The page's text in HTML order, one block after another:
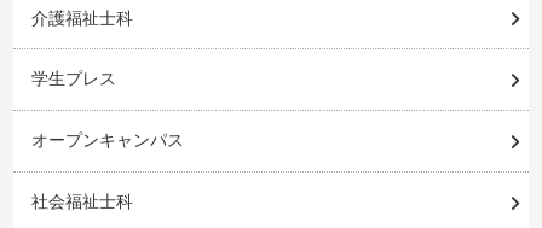
介護福祉士科
学生プレス
オープンキャンパス
社会福祉士科